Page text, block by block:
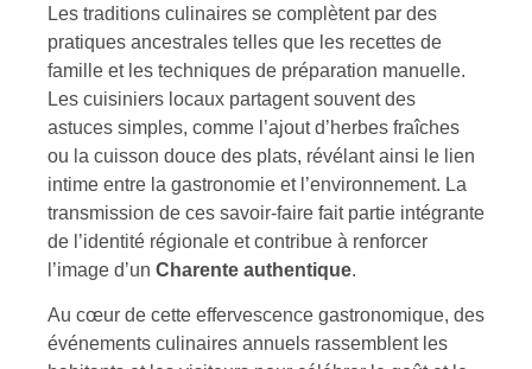
Les traditions culinaires se complètent par des
pratiques ancestrales telles que les recettes de
famille et les techniques de préparation manuelle.
Les cuisiniers locaux partagent souvent des
astuces simples, comme l’ajout d’herbes fraîches
ou la cuisson douce des plats, révélant ainsi le lien
intime entre la gastronomie et l’environnement. La
transmission de ces savoir-faire fait partie intégrante
de l’identité régionale et contribue à renforcer
l’image d’un Charente authentique.
Au cœur de cette effervescence gastronomique, des
événements culinaires annuels rassemblent les